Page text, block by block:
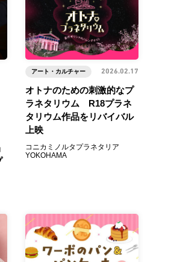
オトナのための刺激的なプ
ラネタリウム R18プラネ
タリウム作品をリバイバル
上映
コニカミノルタプラネタリア
YOKOHAMA
アート・カルチャー 2026.02.17